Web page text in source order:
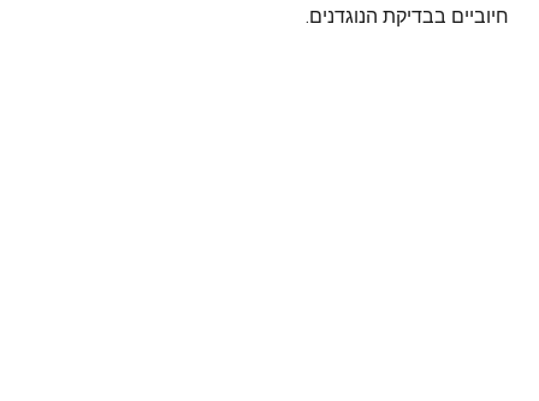
חיוביים בבדיקת הנוגדנים.